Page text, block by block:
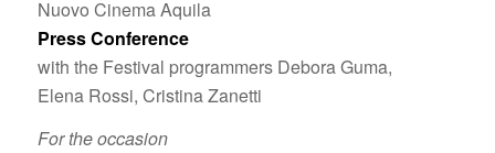
Nuovo Cinema Aquila
Press Conference
with the Festival programmers Debora Guma,
Elena Rossi, Cristina Zanetti
For the occasion